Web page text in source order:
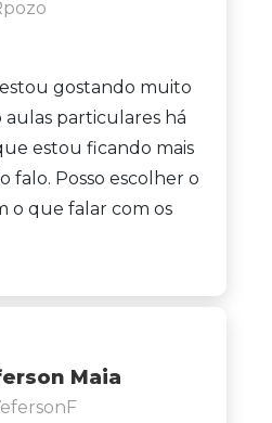
gostando muito
aulas particulares há
estou ficando mais
falo. Posso escolher o
o que falar com os
Maia